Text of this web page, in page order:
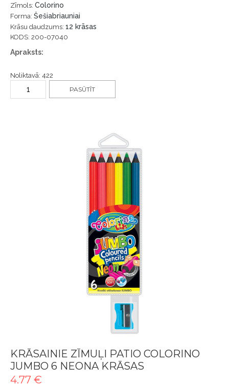
Zīmols: Colorino
Forma: Šešiabriauniai
Krāsu daudzums: 12 krāsas
KODS: 200-07040
Apraksts:
Noliktavā: 422
PASŪTĪT
KRĀSAINIE ZĪMUĻI PATIO COLORINO
JUMBO 6 NEONA KRĀSAS
4.77 €